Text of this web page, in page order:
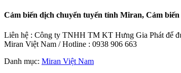
Cảm biến dịch chuyển tuyến tính Miran, Cảm
Liên hệ : Công ty TNHH TM KT Hưng Gia Phát để
Miran Việt Nam / Hotline : 0938 906 663
Danh mục: Miran Việt Nam